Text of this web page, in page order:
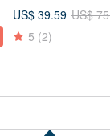
ァン必携 /
US$ 39.59 US$
5 (2)